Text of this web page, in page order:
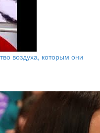
воздуха, которым они